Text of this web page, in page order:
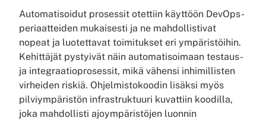
Automatisoidut prosessit otettiin käyttöön DevOps-
periaatteiden mukaisesti ja ne mahdollistivat
nopeat ja luotettavat toimitukset eri ympäristöihin.
Kehittäjät pystyivät näin automatisoimaan testaus-
ja integraatioprosessit, mikä vähensi inhimillisten
virheiden riskiä. Ohjelmistokoodin lisäksi myös
pilviympäristön infrastruktuuri kuvattiin koodilla,
joka mahdollisti ajoympäristöjen luonnin